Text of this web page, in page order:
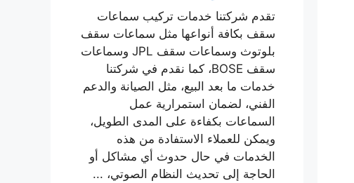
تقدم شركتنا خدمات تركيب سماعات
سقف بكافة أنواعها مثل سماعات سقف
بلوتوث وسماعات سقف JPL وسماعات
سقف BOSE، كما نقدم في شركتنا
خدمات ما بعد البيع، مثل الصيانة والدعم
الفني، لضمان استمرارية عمل
السماعات بكفاءة على المدى الطويل،
ويمكن للعملاء الاستفادة من هذه
الخدمات في حال حدوث أي مشاكل أو
الحاجة إلى تحديث النظام الصوتي، ...